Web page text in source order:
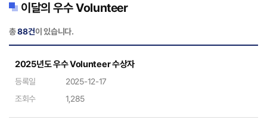
이달의 우수 Volunteer
총88건이 있습니다.
2025년도 우수 Volunteer 수상자
등록일
2025-12-17
조회수
1,285